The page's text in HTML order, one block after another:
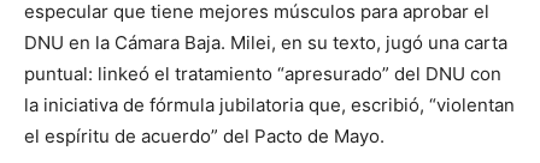
especular que tiene mejores músculos para aprobar el
DNU en la Cámara Baja. Milei, en su texto, jugó una carta
puntual: linkeó el tratamiento “apresurado” del DNU con
la iniciativa de fórmula jubilatoria que, escribió, “violentan
el espíritu de acuerdo” del Pacto de Mayo.